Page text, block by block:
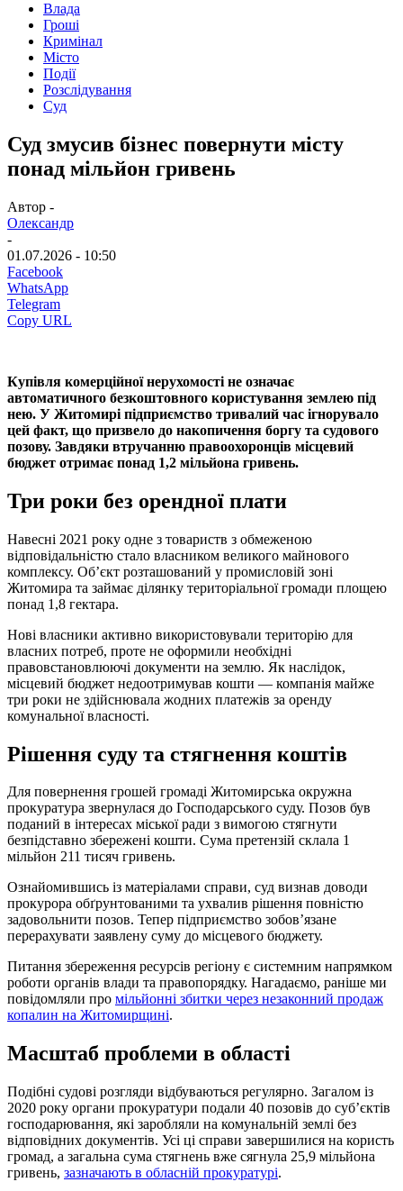
Влада
Гроші
Кримінал
Місто
Події
Розслідування
Суд
Суд змусив бізнес повернути місту
понад мільйон гривень
Автор -
Олександр
-
01.07.2026 - 10:50
Facebook
WhatsApp
Telegram
Copy URL
Купівля комерційної нерухомості не означає
автоматичного безкоштовного користування землею під
нею. У Житомирі підприємство тривалий час ігнорувало
цей факт, що призвело до накопичення боргу та судового
позову. Завдяки втручанню правоохоронців місцевий
бюджет отримає понад 1,2 мільйона гривень.
Три роки без орендної плати
Навесні 2021 року одне з товариств з обмеженою
відповідальністю стало власником великого майнового
комплексу. Об’єкт розташований у промисловій зоні
Житомира та займає ділянку територіальної громади площею
понад 1,8 гектара.
Нові власники активно використовували територію для
власних потреб, проте не оформили необхідні
правовстановлюючі документи на землю. Як наслідок,
місцевий бюджет недоотримував кошти — компанія майже
три роки не здійснювала жодних платежів за оренду
комунальної власності.
Рішення суду та стягнення коштів
Для повернення грошей громаді Житомирська окружна
прокуратура звернулася до Господарського суду. Позов був
поданий в інтересах міської ради з вимогою стягнути
безпідставно збережені кошти. Сума претензій склала 1
мільйон 211 тисяч гривень.
Ознайомившись із матеріалами справи, суд визнав доводи
прокурора обґрунтованими та ухвалив рішення повністю
задовольнити позов. Тепер підприємство зобов’язане
перерахувати заявлену суму до місцевого бюджету.
Питання збереження ресурсів регіону є системним напрямком
роботи органів влади та правопорядку. Нагадаємо, раніше ми
повідомляли про мільйонні збитки через незаконний продаж
копалин на Житомирщині.
Масштаб проблеми в області
Подібні судові розгляди відбуваються регулярно. Загалом із
2020 року органи прокуратури подали 40 позовів до суб’єктів
господарювання, які заробляли на комунальній землі без
відповідних документів. Усі ці справи завершилися на користь
громад, а загальна сума стягнень вже сягнула 25,9 мільйона
гривень, зазначають в обласній прокуратурі.